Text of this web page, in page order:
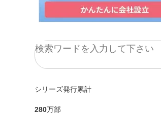
シリーズ発行累計
280万部